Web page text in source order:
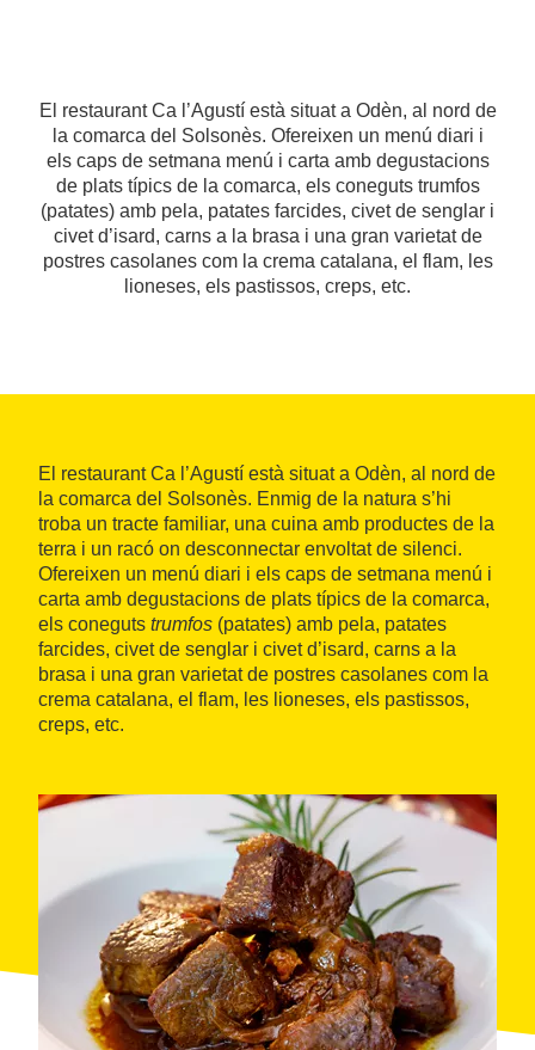
El restaurant Ca l’Agustí està situat a Odèn, al nord de
la comarca del Solsonès. Ofereixen un menú diari i
els caps de setmana menú i carta amb degustacions
de plats típics de la comarca, els coneguts trumfos
(patates) amb pela, patates farcides, civet de senglar i
civet d’isard, carns a la brasa i una gran varietat de
postres casolanes com la crema catalana, el flam, les
lioneses, els pastissos, creps, etc.
El restaurant Ca l’Agustí està situat a Odèn, al nord de
la comarca del Solsonès. Enmig de la natura s’hi
troba un tracte familiar, una cuina amb productes de la
terra i un racó on desconnectar envoltat de silenci.
Ofereixen un menú diari i els caps de setmana menú i
carta amb degustacions de plats típics de la comarca,
els coneguts trumfos (patates) amb pela, patates
farcides, civet de senglar i civet d’isard, carns a la
brasa i una gran varietat de postres casolanes com la
crema catalana, el flam, les lioneses, els pastissos,
creps, etc.